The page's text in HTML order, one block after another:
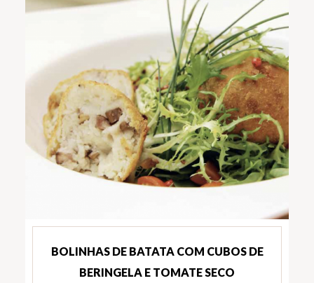
BOLINHAS DE BATATA COM CUBOS DE
BERINGELA E TOMATE SECO